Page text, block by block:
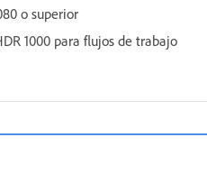
o superior
1000 para flujos de trabajo